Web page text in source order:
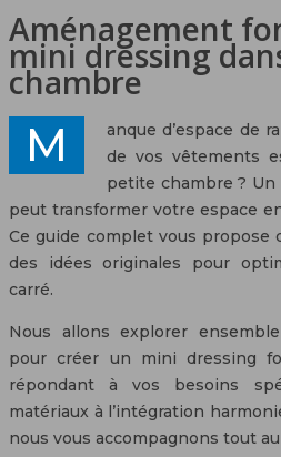
Aménagement
mini dressing
chambre
Manque d’espace de rangement ? L’organisation
de vos vêtements
petite chambre ?
peut transformer votre espace
Ce guide complet vous propose
des idées originales pour
carré.
Nous allons explorer
pour créer un mini dressing
répondant à vos besoins
matériaux à l’intégration
nous vous accompagnons tout